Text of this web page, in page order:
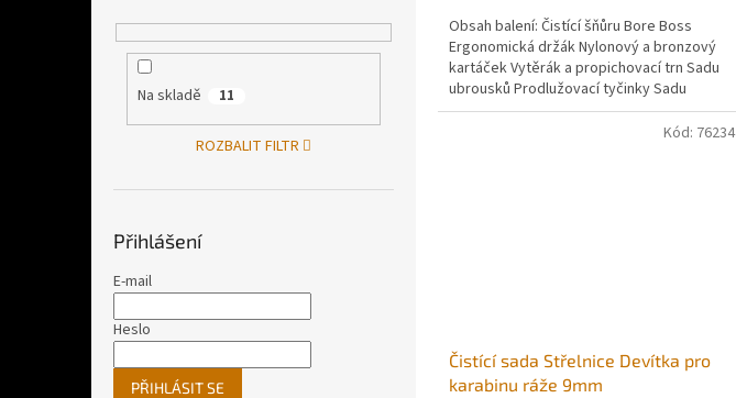
Na skladě 11
ROZBALIT FILTR
Přihlášení
E-mail
Heslo
PŘIHLÁSIT SE
Obsah balení: Čistící šňůru Bore Boss
Ergonomická držák Nylonový a bronzový
kartáček Vytěrák a propichovací trn Sadu
ubrousků Prodlužovací tyčinky Sadu
škrabek a...
Čistící sada Střelnice Devítka pro
karabinu ráže 9mm
Kód: 76234